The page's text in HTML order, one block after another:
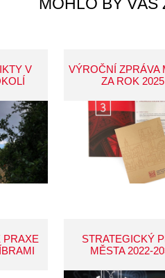
V
VÝROČNÍ ZPRÁVA
ZA ROK 2025
PRAXE
STRATEGICKÝ
MĚSTA 2022-